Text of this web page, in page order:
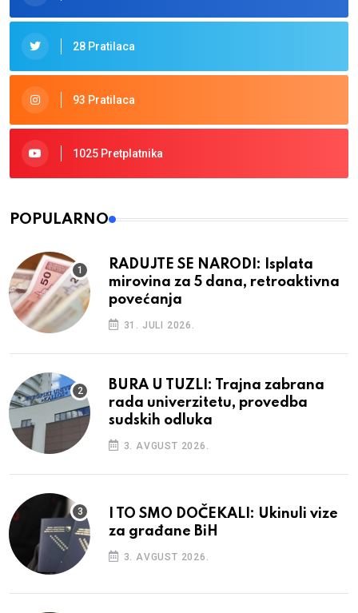
28 Pratilaca
93 Pratilaca
1025 Pretplatnika
POPULARNO
RADUJTE SE NARODI: Isplata
mirovina za 5 dana, retroaktivna
povećanja
31. JULI 2026.
BURA U TUZLI: Trajna zabrana
rada univerzitetu, provedba
sudskih odluka
3. AVGUST 2026.
I TO SMO DOČEKALI: Ukinuli vize
za građane BiH
3. AVGUST 2026.